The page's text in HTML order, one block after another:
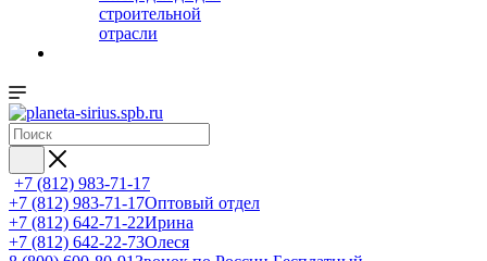
строительной
отрасли
+7 (812) 983-71-17
+7 (812) 983-71-17Оптовый отдел
+7 (812) 642-71-22Ирина
+7 (812) 642-22-73Олеся